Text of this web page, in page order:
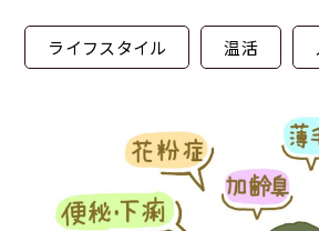
ライフスタイル 温活